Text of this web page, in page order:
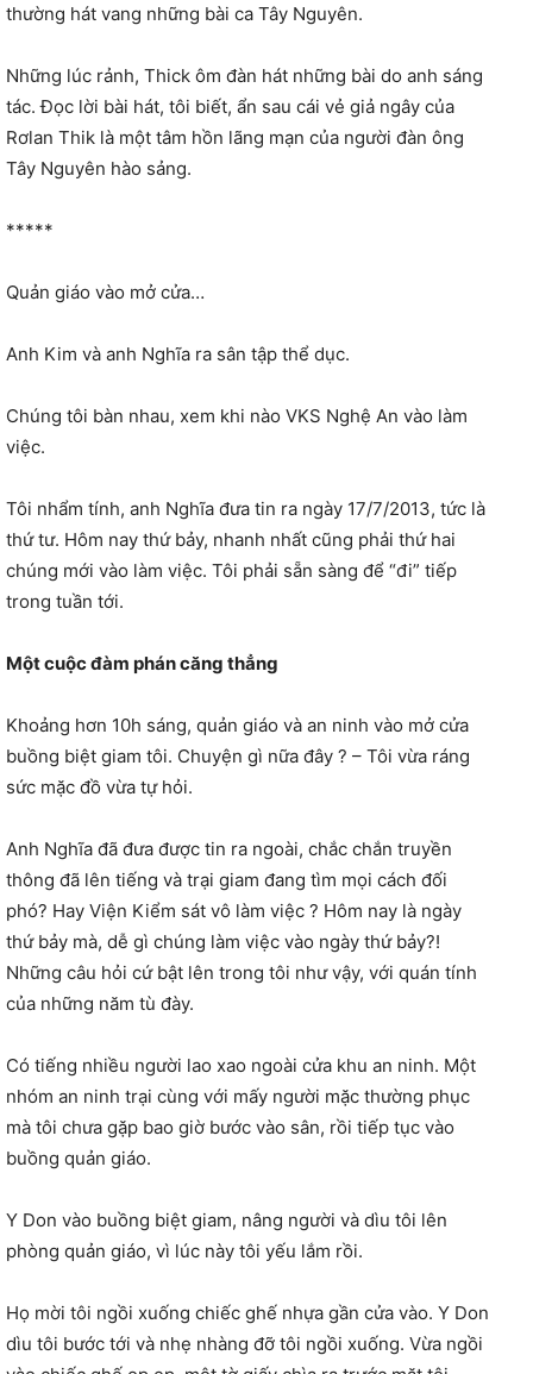
thường hát vang những bài ca Tây Nguyên.
Những lúc rảnh, Thick ôm đàn hát những bài do anh sáng
tác. Đọc lời bài hát, tôi biết, ẩn sau cái vẻ giả ngây của
Rơlan Thik là một tâm hồn lãng mạn của người đàn ông
Tây Nguyên hào sảng.
*****
Quản giáo vào mở cửa…
Anh Kim và anh Nghĩa ra sân tập thể dục.
Chúng tôi bàn nhau, xem khi nào VKS Nghệ An vào làm
việc.
Tôi nhẩm tính, anh Nghĩa đưa tin ra ngày 17/7/2013, tức là
thứ tư. Hôm nay thứ bảy, nhanh nhất cũng phải thứ hai
chúng mới vào làm việc. Tôi phải sẵn sàng để “đi” tiếp
trong tuần tới.
Một cuộc đàm phán căng thẳng
Khoảng hơn 10h sáng, quản giáo và an ninh vào mở cửa
buồng biệt giam tôi. Chuyện gì nữa đây ? – Tôi vừa ráng
sức mặc đồ vừa tự hỏi.
Anh Nghĩa đã đưa được tin ra ngoài, chắc chắn truyền
thông đã lên tiếng và trại giam đang tìm mọi cách đối
phó? Hay Viện Kiểm sát vô làm việc ? Hôm nay là ngày
thứ bảy mà, dễ gì chúng làm việc vào ngày thứ bảy?!
Những câu hỏi cứ bật lên trong tôi như vậy, với quán tính
của những năm tù đày.
Có tiếng nhiều người lao xao ngoài cửa khu an ninh. Một
nhóm an ninh trại cùng với mấy người mặc thường phục
mà tôi chưa gặp bao giờ bước vào sân, rồi tiếp tục vào
buồng quản giáo.
Y Don vào buồng biệt giam, nâng người và dìu tôi lên
phòng quản giáo, vì lúc này tôi yếu lắm rồi.
Họ mời tôi ngồi xuống chiếc ghế nhựa gần cửa vào. Y Don
dìu tôi bước tới và nhẹ nhàng đỡ tôi ngồi xuống. Vừa ngồi